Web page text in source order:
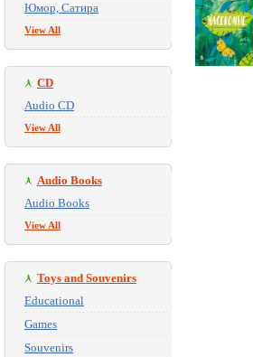
Юмор, Сатира
View All
CD
Audio CD
View All
Audio Books
Audio Books
View All
Toys and Souvenirs
Educational
Games
Souvenirs